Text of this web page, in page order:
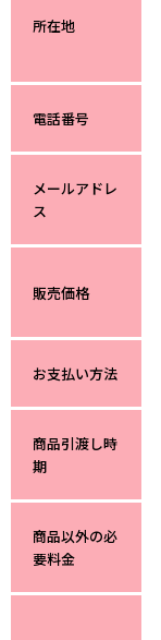
所在地
電話番号
メールアドレ
ス
販売価格
お支払い方法
商品引渡し時
期
商品以外の必
要料金